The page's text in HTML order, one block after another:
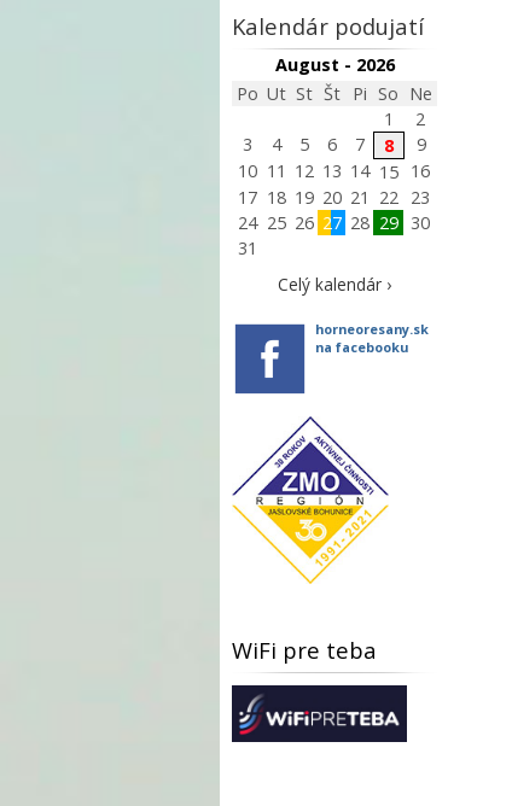
Kalendár podujatí
August - 2026
Po Ut St Št Pi So Ne
1
2
3
4 5 6 7 8
9
10 11 12 13 14 15
16
17 18 19 20 21 22
23
24 25 26 27 28 29
30
31
Celý kalendár ›
horneoresany.sk
na facebooku
WiFi pre teba